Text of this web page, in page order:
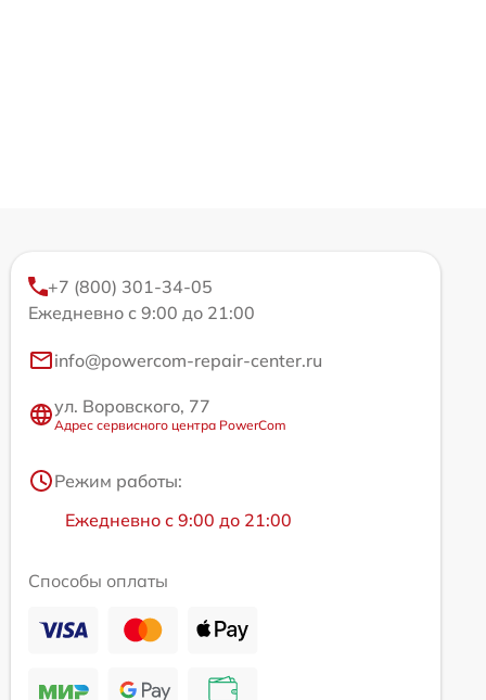
+7 (800) 301-34-05
Ежедневно с 9:00 до 21:00
info@powercom-repair-center.ru
ул. Воровского, 77
Адрес сервисного центра PowerCom
Режим работы:
Ежедневно с 9:00 до 21:00
Способы оплаты